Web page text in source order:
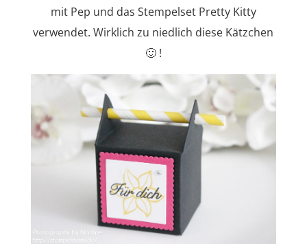
mit Pep und das Stempelset Pretty Kitty
verwendet. Wirklich zu niedlich diese Kätzchen
🙂 !